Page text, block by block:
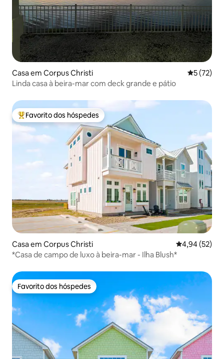
Casa em Corpus Christi
5 (72)
Linda casa à beira-mar com deck grande e pátio
Favoritos dos hóspedes mais apreciados
Favorito dos hóspedes
Casa em Corpus Christi Classificação
4,94 (52)
*Casa de campo de luxo à beira-mar - Ilha Blush*
Favorito dos hóspedes
Favorito dos hóspedes